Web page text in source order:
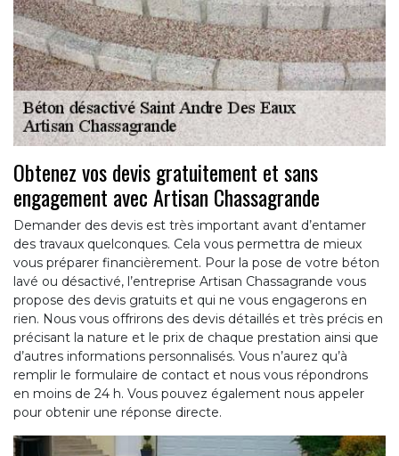
Obtenez vos devis gratuitement et sans
engagement avec Artisan Chassagrande
Demander des devis est très important avant d’entamer
des travaux quelconques. Cela vous permettra de mieux
vous préparer financièrement. Pour la pose de votre béton
lavé ou désactivé, l’entreprise Artisan Chassagrande vous
propose des devis gratuits et qui ne vous engagerons en
rien. Nous vous offrirons des devis détaillés et très précis en
précisant la nature et le prix de chaque prestation ainsi que
d’autres informations personnalisés. Vous n’aurez qu’à
remplir le formulaire de contact et nous vous répondrons
en moins de 24 h. Vous pouvez également nous appeler
pour obtenir une réponse directe.